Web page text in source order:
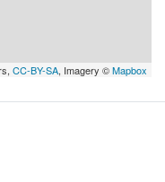
CC-BY-SA, Imagery ©Mapbox